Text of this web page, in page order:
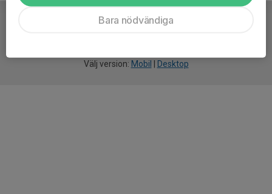
Välj version: Mobil Desktop
Bara nödvändiga